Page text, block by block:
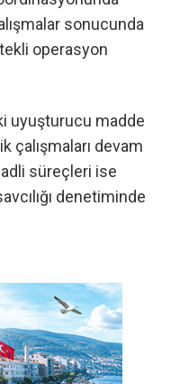
sonucunda
operasyon
uyuşturucu madde
çalışmaları devam
süreçleri ise
denetiminde